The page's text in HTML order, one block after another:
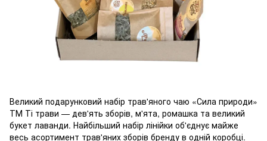
Великий подарунковий набір трав'яного чаю «Сила природи»
ТМ Ті трави — дев'ять зборів, м'ята, ромашка та великий
букет лаванди. Найбільший набір лінійки об'єднує майже
весь асортимент трав'яних зборів бренду в одній коробці.